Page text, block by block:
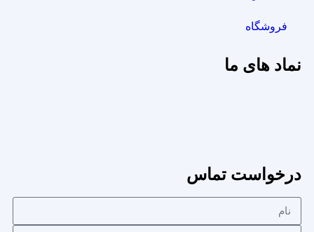
فروشگاه
نماد های ما
درخواست تماس